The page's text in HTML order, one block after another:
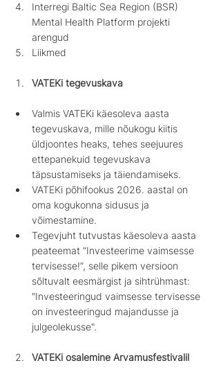
Interregi Baltic Sea Region (BSR)
Mental Health Platform projekti
arengud
Liikmed
VATEKi tegevuskava
Valmis VATEKi käesoleva aasta
tegevuskava, mille nõukogu kiitis
üldjoontes heaks, tehes seejuures
ettepanekuid tegevuskava
täpsustamiseks ja täiendamiseks.
VATEKi põhifookus 2026. aastal on
oma kogukonna sidusus ja
võimestamine.
Tegevjuht tutvustas käesoleva aasta
peateemat “Investeerime vaimsesse
tervisesse!”, selle pikem versioon
sõltuvalt eesmärgist ja sihtrühmast:
"Investeeringud vaimsesse tervisesse
on investeeringud majandusse ja
julgeolekusse".
VATEKi osalemine Arvamusfestivalil